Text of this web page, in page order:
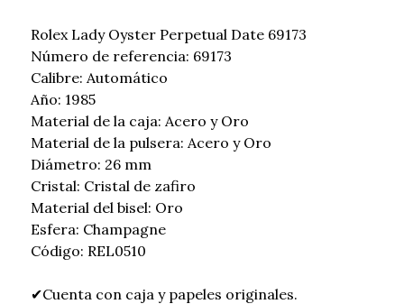
Rolex Lady Oyster Perpetual Date 69173
Número de referencia: 69173
Calibre: Automático
Año: 1985
Material de la caja: Acero y Oro
Material de la pulsera: Acero y Oro
Diámetro: 26 mm
Cristal: Cristal de zafiro
Material del bisel: Oro
Esfera: Champagne
Código: REL0510
✔Cuenta con caja y papeles originales.